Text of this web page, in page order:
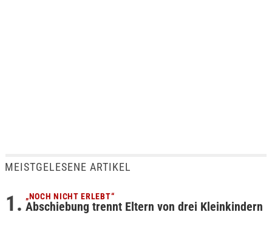
MEISTGELESENE ARTIKEL
„NOCH NICHT ERLEBT“
Abschiebung trennt Eltern von drei Kleinkindern